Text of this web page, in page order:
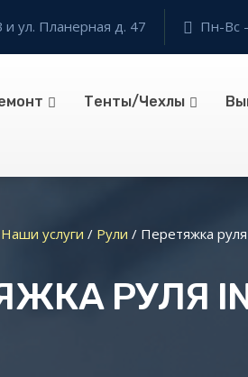
ул. Планерная д. 47 Пн-Вс
Тенты/Чехлы
Наши услуги / Рули / Перетяжка
РУЛЯ